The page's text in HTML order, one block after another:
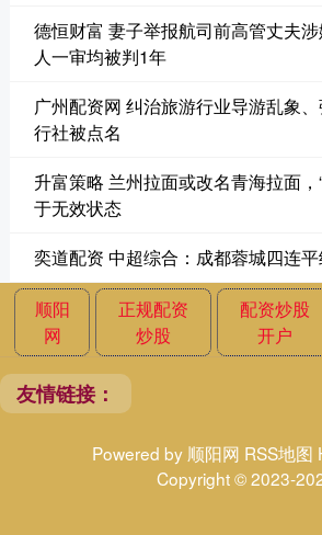
德恒财富 妻子举报航司前高管丈夫
人一审均被判1年
广州配资网 纠治旅游行业导游乱象
行社被点名
升富策略 兰州拉面或改名青海拉面，
于无效状态
奕道配资 中超综合：成都蓉城四连
顺阳
网
正规配资
炒股
配资炒股
开户
友情链接：
Powered by 顺阳网 RSS地图
Copyright© 2023-